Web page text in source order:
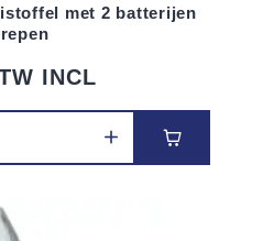
met 2 batterijen
INCL
Voeg toe